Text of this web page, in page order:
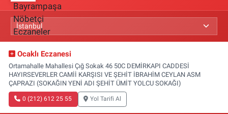
Ocaklı Eczanesi
Ortamahalle Mahallesi Çığ Sokak 46 50C DEMİRKAPI CADDESİ
HAYIRSEVERLER CAMİİ KARŞISI VE ŞEHİT İBRAHİM CEYLAN ASM
ÇAPRAZI (SOKAĞIN YENİ ADI ŞEHİT ÜMİT YOLCU SOKAĞI)
0 (212) 612 25 55 Yol Tarifi Al